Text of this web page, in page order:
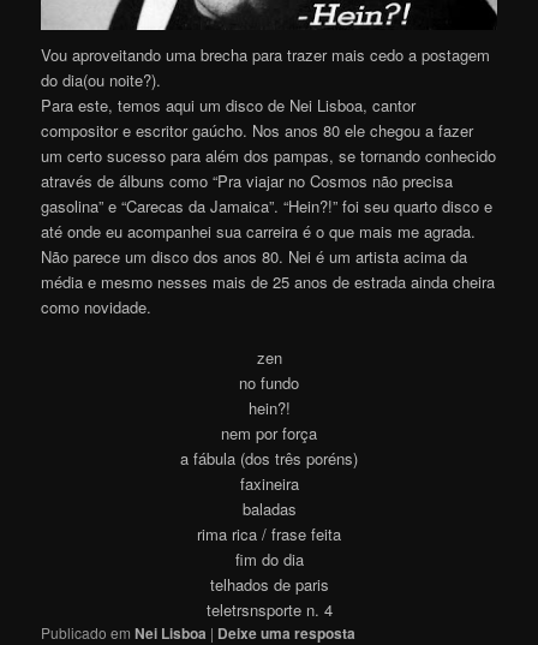
Vou aproveitando uma brecha para trazer mais cedo a postagem
do dia(ou noite?).
Para este, temos aqui um disco de Nei Lisboa, cantor
compositor e escritor gaúcho. Nos anos 80 ele chegou a fazer
um certo sucesso para além dos pampas, se tornando conhecido
através de álbuns como “Pra viajar no Cosmos não precisa
gasolina” e “Carecas da Jamaica”. “Hein?!” foi seu quarto disco e
até onde eu acompanhei sua carreira é o que mais me agrada.
Não parece um disco dos anos 80. Nei é um artista acima da
média e mesmo nesses mais de 25 anos de estrada ainda cheira
como novidade.
zen
no fundo
hein?!
nem por força
a fábula (dos três poréns)
faxineira
baladas
rima rica / frase feita
fim do dia
telhados de paris
teletrsnsporte n. 4
Publicado em Nei Lisboa | Deixe uma resposta